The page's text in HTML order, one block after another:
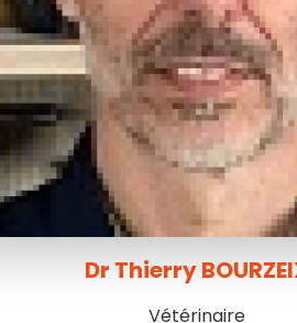
Dr Thierry
Vétérinaire